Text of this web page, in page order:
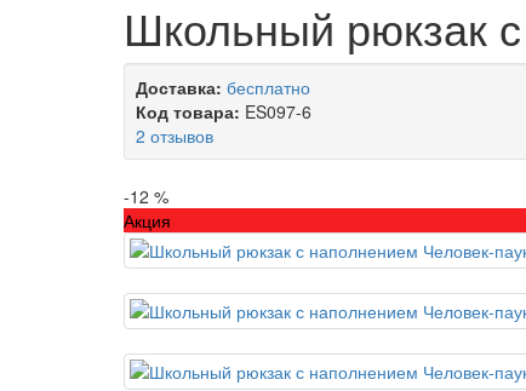
Школьный рюкзак
Доставка: бесплатно
Код товара: ES097-6
2 отзывов
-12 %
Акция